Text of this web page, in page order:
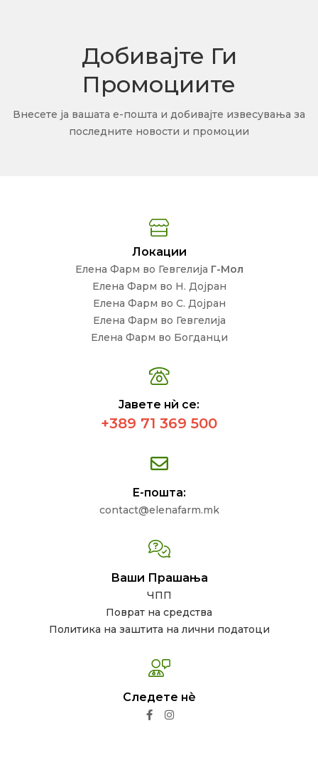
Добивајте Ги
Промоциите
Внесете ја вашата е-пошта и добивајте извесувања за
последните новости и промоции
Локации
Елена Фарм во Гевгелија Г-Мол
Елена Фарм во Н. Дојран
Елена Фарм во С. Дојран
Елена Фарм во Гевгелија
Елена Фарм во Богданци
Јавете нѝ се:
+389 71 369 500
Е-пошта:
contact@elenafarm.mk
Ваши Прашања
ЧПП
Поврат на средства
Политика на заштита на лични податоци
Следете нѐ